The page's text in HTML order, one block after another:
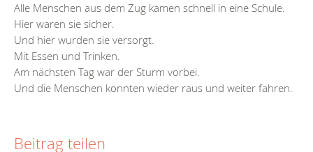
Alle Menschen aus dem Zug kamen schnell in eine Schule.
Hier waren sie sicher.
Und hier wurden sie versorgt.
Mit Essen und Trinken.
Am nächsten Tag war der Sturm vorbei.
Und die Menschen konnten wieder raus und weiter fahren.
Beitrag teilen